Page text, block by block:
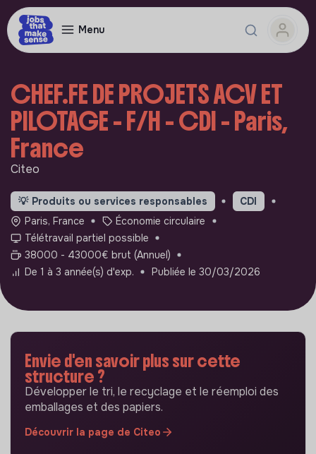
Menu
CHEF.FE DE PROJETS ACV ET
PILOTAGE - F/H - CDI - Paris,
France
Citeo
💡 Produits ou services responsables
CDI
Paris, France
Économie circulaire
Télétravail partiel possible
38000 - 43000€ brut (Annuel)
De 1 à 3 année(s) d'exp.
Publiée le 30/03/2026
Envie d'en savoir plus sur cette
structure ?
Développer le tri, le recyclage et le réemploi des
emballages et des papiers.
Découvrir la page de Citeo